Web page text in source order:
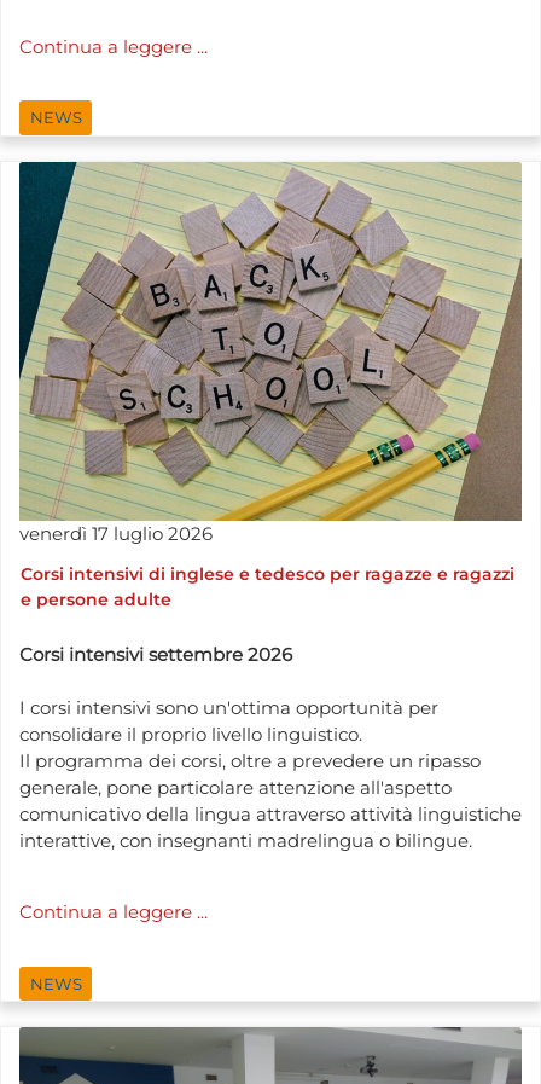
Continua a leggere ...
NEWS
venerdì 17 luglio 2026
Corsi intensivi di inglese e tedesco per ragazze e ragazzi
e persone adulte
Corsi intensivi settembre 2026
I corsi intensivi sono un'ottima opportunità per
consolidare il proprio livello linguistico.
Il programma dei corsi, oltre a prevedere un ripasso
generale, pone particolare attenzione all'aspetto
comunicativo della lingua attraverso attività linguistiche
interattive, con insegnanti madrelingua o bilingue.
Continua a leggere ...
NEWS